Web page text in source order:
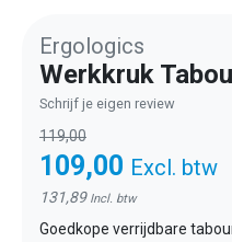
Ergologics
Werkkruk
Schrijf je eigen review
119,00
109,00 Excl. btw
131,89 Incl. btw
Goedkope verrijdbare